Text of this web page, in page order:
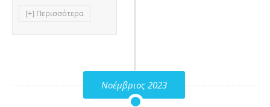
[+] Περισσότερα
Νοέμβριος 2023